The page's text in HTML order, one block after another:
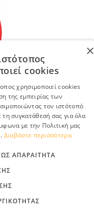
- All rights reserved
by
NETMECHANICS
×
cookies
χρησιμοποιεί cookies
της εμπειρίας των
τον ιστότοπό
τη συγκατάθεσή σας για όλα
με την Πολιτική μας
Διαβάστε περισσότερα
ΑΠΑΡΑΊΤΗΤΑ